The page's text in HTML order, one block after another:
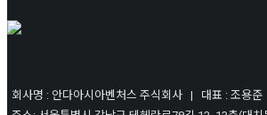
회사명 : 안다아시아벤처스 주식회사 | 대표 : 조용준